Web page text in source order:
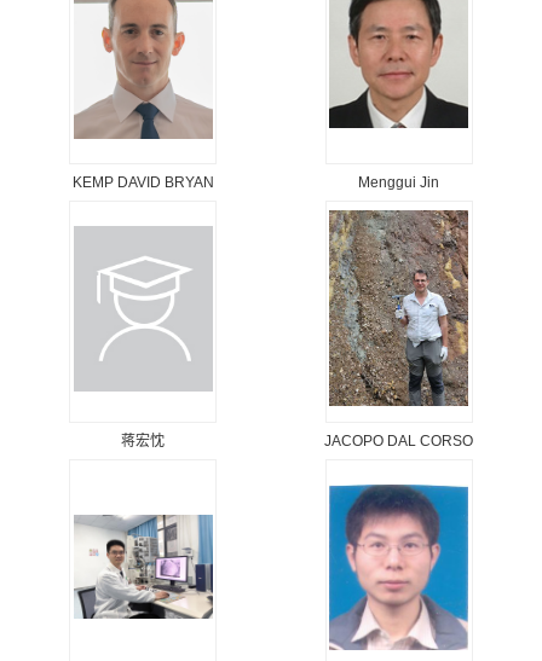
KEMP DAVID BRYAN Menggui Jin
蒋宏忱 JACOPO DAL CORSO